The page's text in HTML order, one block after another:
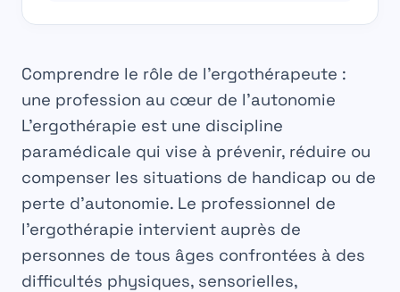
Comprendre le rôle de l’ergothérapeute :
une profession au cœur de l’autonomie
L’ergothérapie est une discipline
paramédicale qui vise à prévenir, réduire ou
compenser les situations de handicap ou de
perte d’autonomie. Le professionnel de
l’ergothérapie intervient auprès de
personnes de tous âges confrontées à des
difficultés physiques, sensorielles,